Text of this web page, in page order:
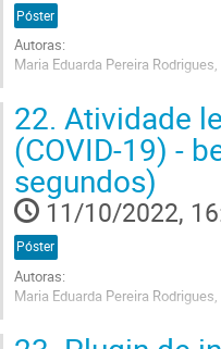
Póster
Autoras:
Maria Eduarda Pereira
to
contribution
page
22. Atividade
(COVID-19) -
segundos)
11/10/2022,
Póster
Autoras:
Maria Eduarda Pereira